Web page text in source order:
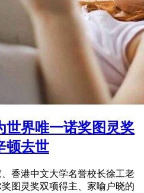
世界唯一诺奖图灵奖
顿去世
、香港中文大学名誉校长徐工老
图灵奖双项得主、家喻户晓的